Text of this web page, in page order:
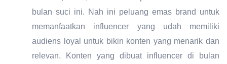
bulan suci ini. Nah ini peluang emas brand untuk
memanfaatkan influencer yang udah memiliki
audiens loyal untuk bikin konten yang menarik dan
relevan. Konten yang dibuat influencer di bulan